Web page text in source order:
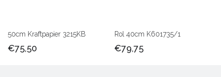
50cm Kraftpapier 3215KB
€75,50
Rol 40cm K601735/1
€79,75